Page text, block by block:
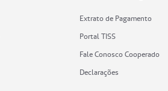
Extrato de Pagamento
Portal TISS
Fale Conosco Cooperado
Declarações